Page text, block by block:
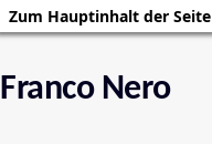
Zum Hauptinhalt der Seite
Franco Nero